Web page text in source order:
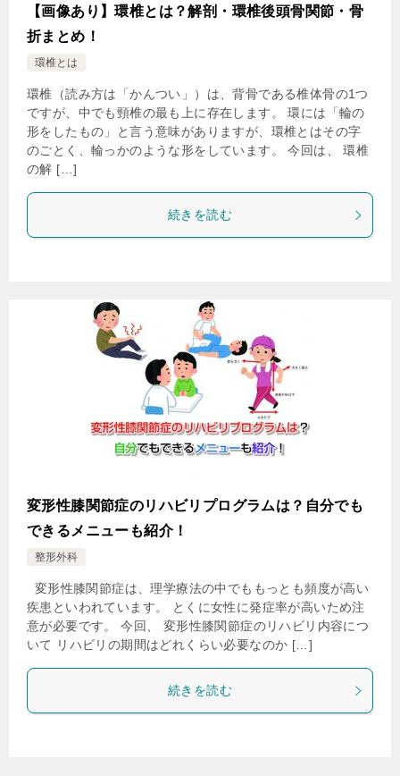
【画像あり】環椎とは？解剖・環椎後頭骨関節・骨
折まとめ！
環椎とは
環椎（読み方は「かんつい」）は、背骨である椎体骨の1つ
ですが、中でも頸椎の最も上に存在します。 環には「輪の
形をしたもの」と言う意味がありますが、環椎とはその字
のごとく、輪っかのような形をしています。 今回は、 環椎
の解 […]
続きを読む
変形性膝関節症のリハビリプログラムは？自分でも
できるメニューも紹介！
整形外科
変形性膝関節症は、理学療法の中でももっとも頻度が高い
疾患といわれています。 とくに女性に発症率が高いため注
意が必要です。 今回、 変形性膝関節症のリハビリ内容につ
いて リハビリの期間はどれくらい必要なのか […]
続きを読む